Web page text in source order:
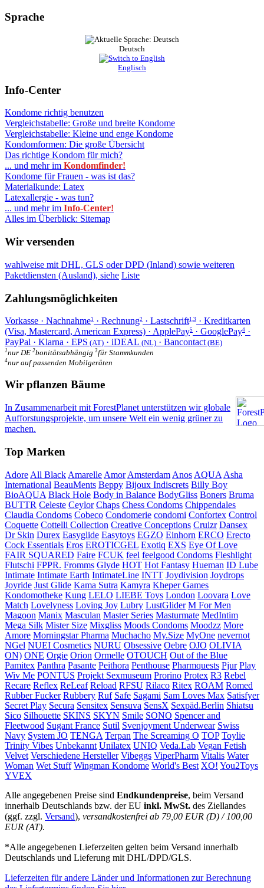
Sprache
Deutsch
Englisch
Info-Center
Kondome richtig benutzen
Vergleichstabelle: Große und breite Kondome
Vergleichstabelle: Kleine und enge Kondome
Kondomformen: Die große Übersicht
Das richtige Kondom für mich?
... und mehr im Kondomfinder!
Kondome für Frauen - was ist das?
Materialkunde: Latex
Latexallergie - was tun?
... und mehr im Info-Center!
Alles im Überblick: Sitemap
Wir versenden
wahlweise mit DHL, GLS oder DPD (Inland) sowie weiteren
Paketdiensten (Ausland), siehe Liste
Zahlungsmöglichkeiten
Vorkasse · Nachnahme1 · Rechnung2 · Lastschrift1,3 · Kreditkarten
(Visa, Mastercard, American Express) · ApplePay5 · GooglePay4 ·
PayPal · Klarna · EPS (AT) · iDEAL (NL) · Bancontact(BE)
1nur DE 2bonitätsabhängig 3für Stammkunden
4nur auf passenden Mobilgeräten
Wir pflanzen Bäume
In Zusammenarbeit mit ForestPlanet unterstützen wir globale
Aufforstungsprojekte, um unsere Welt ein wenig grüner zu
machen.
Top Marken
Adore All Black Amarelle Amor Amsterdam Anos AQUA Asha
International BeauMents Beppy Bijoux Indiscrets Billy Boy
BioAQUA Black Hole Body in Balance BodyGliss Boners Bruma
BUTTR Celeste Ceylor Chaps Chess Condoms Chippendales
Claudia Condoms Cobeco Condomerie condomi Confortex Control
Coquette Cottelli Collection Creative Conceptions Cruizr Dansex
Dr Skin Durex Easyglide Easytoys EGZO Einhorn ERCO Erecto
Cock Essentials Eros EROTICGEL Exotiq EXS Eye Of Love
FAIR SQUARED Faire FCUK feel feelgood Condoms Fleshlight
Flutschi FPPR. Fromms Glyde HOT Hot Fantasy Hueman ID Lube
Intimate Intimate Earth IntimateLine INTT Joydivision Joydrops
Joyride Just Glide Kama Sutra Kamyra Kheper Games
Kondomotheke Kung LELO LIEBE Toys London Loovara Love
Match Lovelyness Loving Joy Lubry LustGlider M For Men
Magoon Manix Masculan Master Series Masturmate MedIntim
Mega Silk Mister Size Mixgliss Moods Condoms Moodzz More
Amore Morningstar Pharma Muchacho My.Size MyOne nevernot
NGel NUEI Cosmetics NURU Obsessive Oebre OJO OLIVIA
ON) ONE Orgie Orion Ormelle OTOUCH Out of the Blue
Pamitex Panthra Pasante Peithora Penthouse Pharmquests Pjur Play
Wiv Me PONTUS Projekt Sexmuseum Prorino Protex R3 Rebel
Recare Reflex ReLeaf Reload RFSU Rilaco Ritex ROAM Romed
Rubber Fucker Rubbery Ruf Safe Sagami Sam Loves Max Satisfyer
Secret Play Secura Sensitex Sensuva SensX Sexpäd.Berlin Shiatsu
Sico Silhouette SKINS SKYN Smile SONO Spencer and
Fleetwood Sugant France Sutil Svenjoyment Underwear Swiss
Navy System JO TENGA Terpan The Screaming O TOP Toylie
Trinity Vibes Unbekannt Unilatex UNIQ Veda.Lab Vegan Fetish
Velvet Verschiedene Hersteller Vibeggs ViperPharm Vitalis Water
Woman Wet Stuff Wingman Kondome World's Best XO! You2Toys
YVEX
Alle angegebenen Preise sind Endkundenpreise, beim Versand
innerhalb Deutschlands bzw. der EU inkl. MwSt. des Ziellandes
(ggf. zzgl. Versand), versandkostenfrei ab 79,00 EUR (D) / 100,00
EUR (AT).
*Alle angegebenen Lieferzeiten gelten beim Versand innerhalb
Deutschlands und Lieferung mit DHL/DPD/GLS.
Lieferzeiten für andere Länder und Informationen zur Berechnung